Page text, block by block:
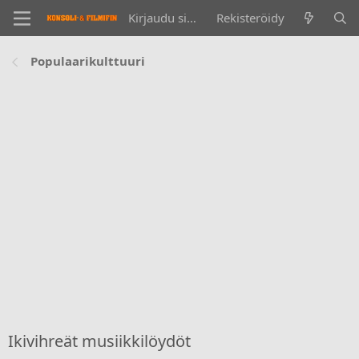
Kirjaudu sisään Rekisteröidy
Populaarikulttuuri
Ikivihreät musiikkilöydöt